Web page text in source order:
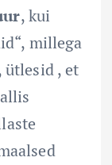
, kui
millega
ütlesid , et